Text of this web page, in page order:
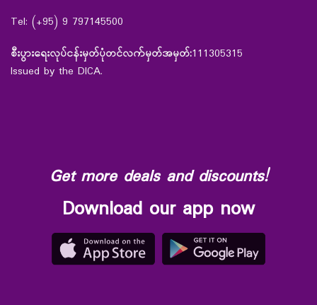
Tel: (+95) 9 797145500
စီးပွားရေးလုပ်ငန်းမှတ်ပုံတင်လက်မှတ်အမှတ်:111305315
Issued by the DICA.
Get more deals and discounts!
Download our app now